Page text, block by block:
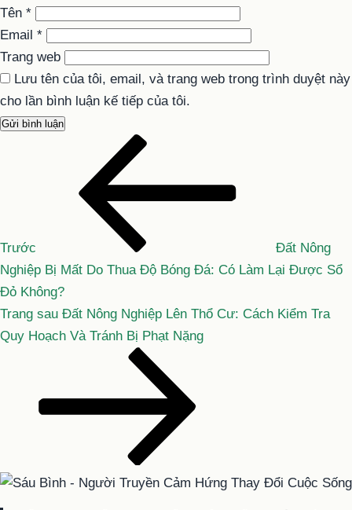
Tên *
Email *
Trang web
Lưu tên của tôi, email, và trang web trong trình duyệt này
cho lần bình luận kế tiếp của tôi.
viết
Trước
Đất Nông
Nghiệp Bị Mất Do Thua Độ Bóng Đá: Có Làm Lại Được Sổ
Đỏ Không?
Bài
tiếp
Trang sau Đất Nông Nghiệp Lên Thổ Cư: Cách Kiểm Tra
Quy Hoạch Và Tránh Bị Phạt Nặng